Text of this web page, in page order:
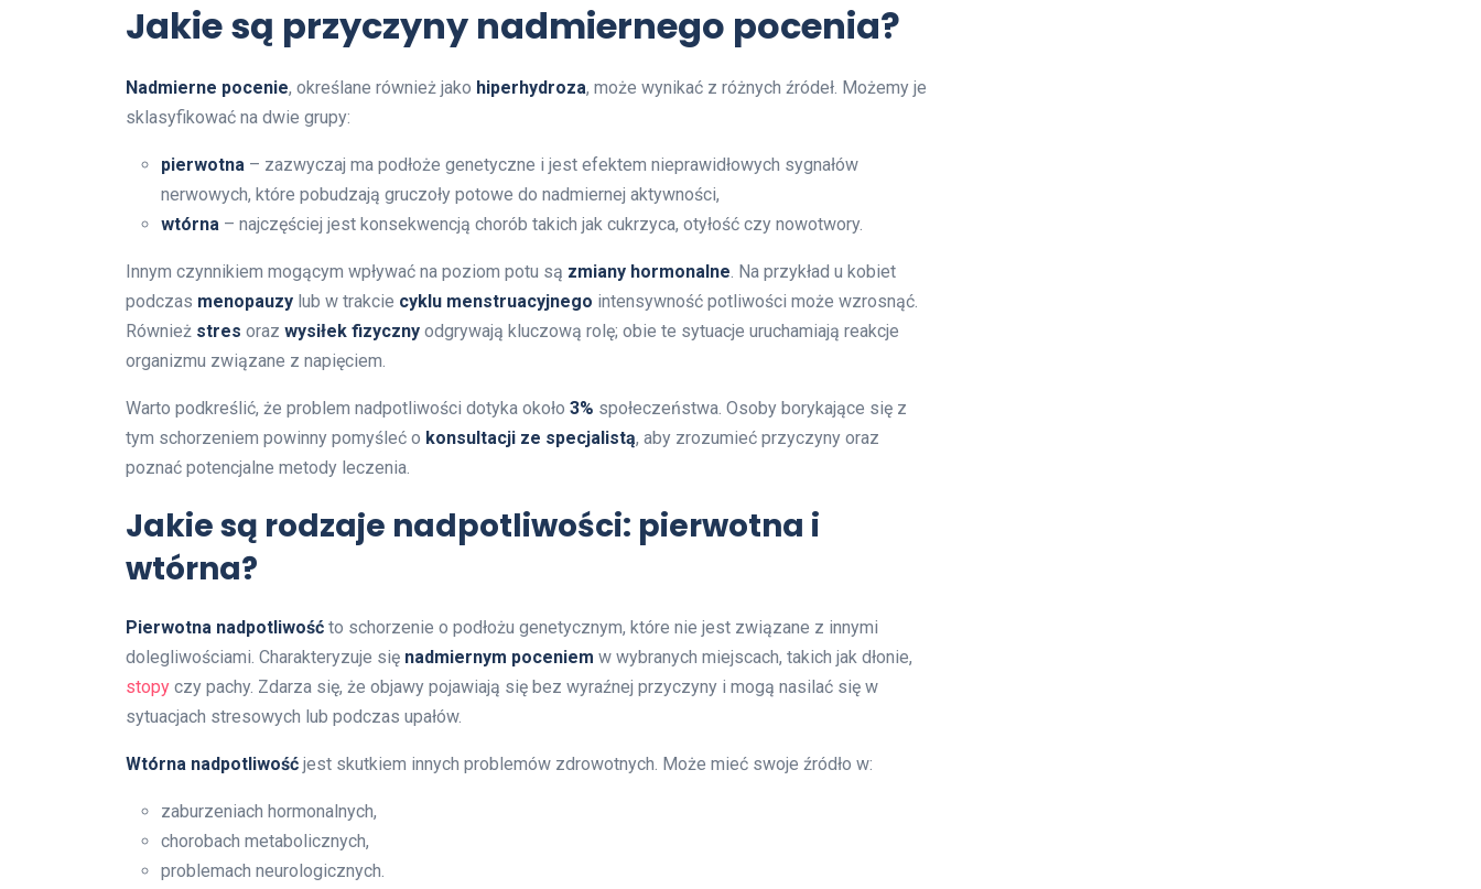
Jakie są przyczyny nadmiernego pocenia?
Nadmierne pocenie, określane również jako hiperhydroza, może wynikać z różnych źródeł. Możemy je
sklasyfikować na dwie grupy:
pierwotna – zazwyczaj ma podłoże genetyczne i jest efektem nieprawidłowych sygnałów
nerwowych, które pobudzają gruczoły potowe do nadmiernej aktywności,
wtórna – najczęściej jest konsekwencją chorób takich jak cukrzyca, otyłość czy nowotwory.
Innym czynnikiem mogącym wpływać na poziom potu są zmiany hormonalne. Na przykład u kobiet
podczas menopauzy lub w trakcie cyklu menstruacyjnego intensywność potliwości może wzrosnąć.
Również stres oraz wysiłek fizyczny odgrywają kluczową rolę; obie te sytuacje uruchamiają reakcje
organizmu związane z napięciem.
Warto podkreślić, że problem nadpotliwości dotyka około 3% społeczeństwa. Osoby borykające się z
tym schorzeniem powinny pomyśleć o konsultacji ze specjalistą, aby zrozumieć przyczyny oraz
poznać potencjalne metody leczenia.
Jakie są rodzaje nadpotliwości: pierwotna i
wtórna?
Pierwotna nadpotliwość to schorzenie o podłożu genetycznym, które nie jest związane z innymi
dolegliwościami. Charakteryzuje się nadmiernym poceniem w wybranych miejscach, takich jak dłonie,
stopy czy pachy. Zdarza się, że objawy pojawiają się bez wyraźnej przyczyny i mogą nasilać się w
sytuacjach stresowych lub podczas upałów.
Wtórna nadpotliwość jest skutkiem innych problemów zdrowotnych. Może mieć swoje źródło w:
zaburzeniach hormonalnych,
chorobach metabolicznych,
problemach neurologicznych.